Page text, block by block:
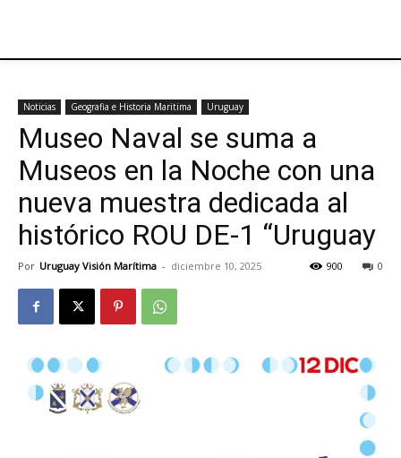
Noticias Geografia e Historia Maritima Uruguay
Museo Naval se suma a
Museos en la Noche con una
nueva muestra dedicada al
histórico ROU DE-1 “Uruguay
Por Uruguay Visión Marítima - diciembre 10, 2025 0
900